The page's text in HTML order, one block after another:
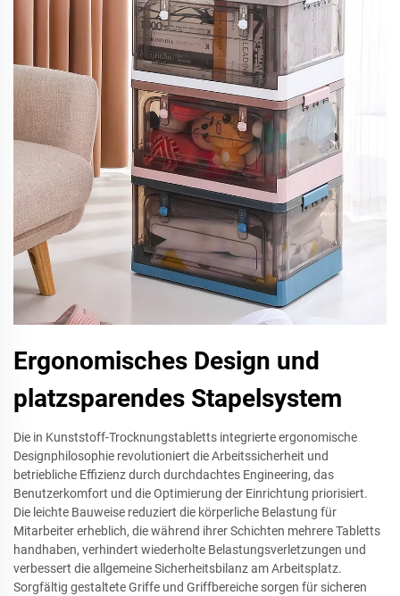
Ergonomisches Design und
platzsparendes Stapelsystem
Die in Kunststoff-Trocknungstabletts integrierte ergonomische
Designphilosophie revolutioniert die Arbeitssicherheit und
betriebliche Effizienz durch durchdachtes Engineering, das
Benutzerkomfort und die Optimierung der Einrichtung priorisiert.
Die leichte Bauweise reduziert die körperliche Belastung für
Mitarbeiter erheblich, die während ihrer Schichten mehrere Tabletts
handhaben, verhindert wiederholte Belastungsverletzungen und
verbessert die allgemeine Sicherheitsbilanz am Arbeitsplatz.
Sorgfältig gestaltete Griffe und Griffbereiche sorgen für sicheren